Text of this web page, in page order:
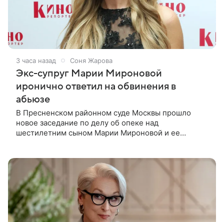
3 часа назад Соня Жарова
Экс-супруг Марии Мироновой
иронично ответил на обвинения в
абьюзе
В Пресненском районном суде Москвы прошло
новое заседание по делу об опеке над
шестилетним сыном Марии Мироновой и ее